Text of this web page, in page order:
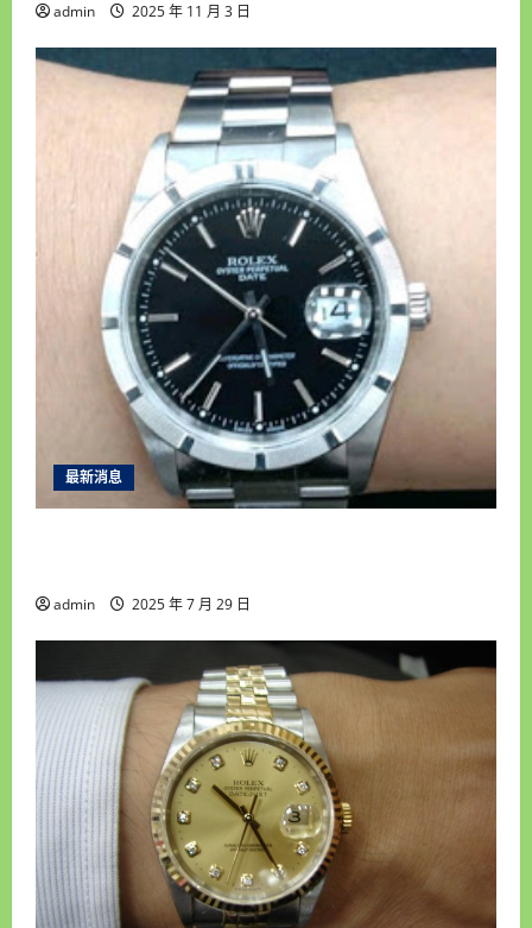
admin 2025 年 11 月 3 日
最新消息
admin 2025 年 7 月 29 日